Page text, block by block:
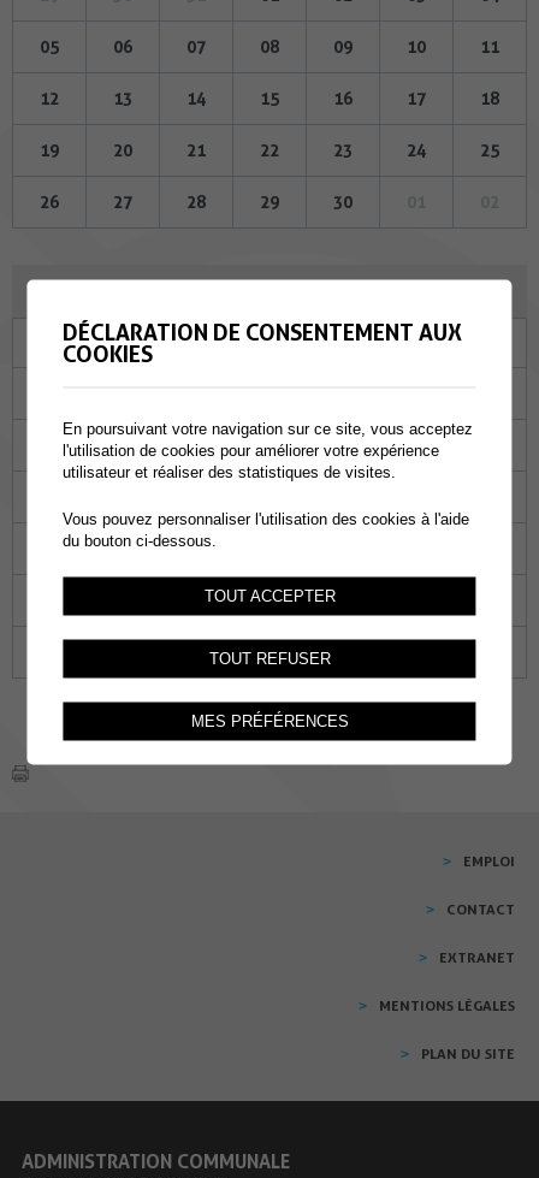
05 06 07 08 09 10 11
12 13 14 15 16 17 18
19 20 21 22 23 24 25
26 27 28 29 30
Ma Me Je Ve Sa
04 05 06 07 08
18 19
27 28
03
EMPLOI
CONTACT
EXTRANET
MENTIONS LÉGALES
PLAN DU SITE
ADMINISTRATION COMMUNALE
DÉCLARATION DE CONSENTEMENT AUX
COOKIES
En poursuivant votre navigation sur ce site, vous acceptez
l'utilisation de cookies pour améliorer votre expérience
utilisateur et réaliser des statistiques de visites.
Vous pouvez personnaliser l'utilisation des cookies à l'aide
du bouton ci-dessous.
TOUT ACCEPTER
TOUT REFUSER
MES PRÉFÉRENCES